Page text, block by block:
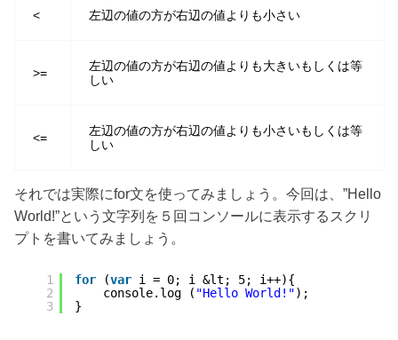
< 左辺の値の方が右辺の値よりも小さい
>=
左辺の値の方が右辺の値よりも大きいもしくは等
しい
<=
左辺の値の方が右辺の値よりも小さいもしくは等
しい
それでは実際にfor文を使ってみましょう。今回は、”Hello
World!”という文字列を５回コンソールに表示するスクリ
プトを書いてみましょう。
1
2
3
for (var i = 0; i &lt; 5; i++){
console.log ( "Hello World!");
}